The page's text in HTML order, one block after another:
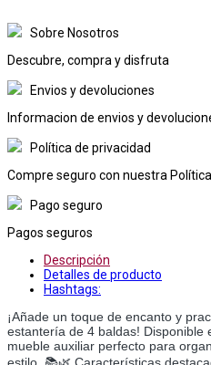
Sobre Nosotros
Descubre, compra y disfruta
Envios y devoluciones
Informacion de envios y
Política de privacidad
Compre seguro con nuestra
Pago seguro
Pagos seguros
Descripción
Detalles de producto
Hashtags:
¡Añade un toque de encanto y
estantería de 4 baldas! Disponible
mueble auxiliar perfecto para